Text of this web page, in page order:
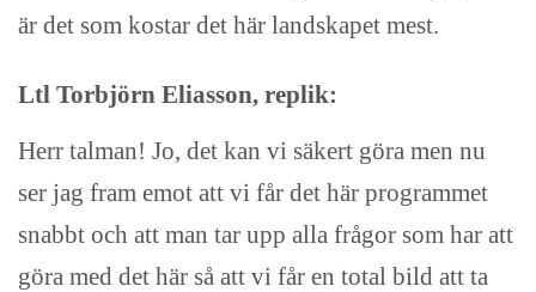
är det som kostar det här landskapet mest.
Ltl Torbjörn Eliasson, replik:
Herr talman! Jo, det kan vi säkert göra men nu
ser jag fram emot att vi får det här programmet
snabbt och att man tar upp alla frågor som har att
göra med det här så att vi får en total bild att ta